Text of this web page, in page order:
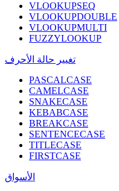
VLOOKUPSEQ
VLOOKUPDOUBLE
VLOOKUPMULTI
FUZZYLOOKUP
تغيير حالة الأحرف
PASCALCASE
CAMELCASE
SNAKECASE
KEBABCASE
BREAKCASE
SENTENCECASE
TITLECASE
FIRSTCASE
الأسواق